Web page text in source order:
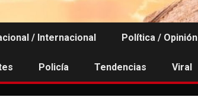
/ Internacional Política / Opinión
Policía Tendencias Viral